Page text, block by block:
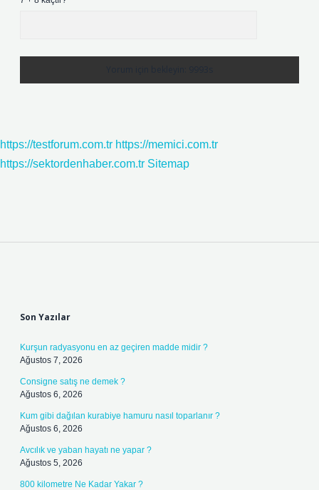
https://testforum.com.tr https://memici.com.tr
https://sektordenhaber.com.tr Sitemap
Son Yazılar
Kurşun radyasyonu en az geçiren madde midir ?
Ağustos 7, 2026
Consigne satış ne demek ?
Ağustos 6, 2026
Kum gibi dağılan kurabiye hamuru nasıl toparlanır ?
Ağustos 6, 2026
Avcılık ve yaban hayatı ne yapar ?
Ağustos 5, 2026
800 kilometre Ne Kadar Yakar ?